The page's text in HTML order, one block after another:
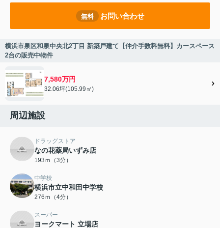
無料 お問い合わせ
横浜市泉区和泉中央北2丁目 新築戸建て【仲介手数料無料】カースペース
2台の販売中物件
7,580万円
32.06坪(105.99㎡)
周辺施設
ドラッグストア
なの花薬局いずみ店
193ｍ（3分）
中学校
横浜市立中和田中学校
276ｍ（4分）
スーパー
ヨークマート 立場店